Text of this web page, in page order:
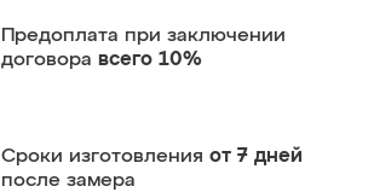
Предоплата при заключении
договора всего 10%
Сроки изготовления от 7 дней
после замера